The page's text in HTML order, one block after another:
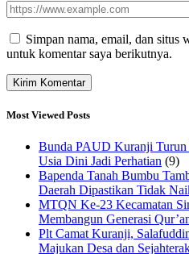
Simpan nama, email, dan situs
untuk komentar saya berikutnya.
Most Viewed Posts
Bunda PAUD Kuranji
Usia Dini Jadi Perhatian (9)
Bapenda Tanah Bumbu
Daerah Dipastikan Tidak
MTQN Ke-23 Kecamatan
Membangun Generasi
Plt Camat Kuranji,
Majukan Desa dan